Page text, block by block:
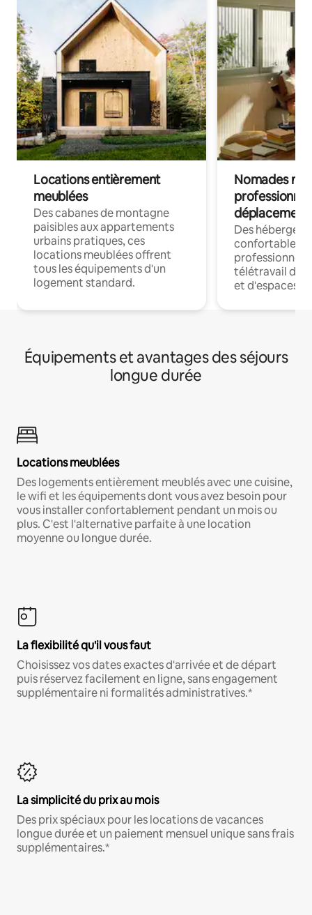
Locations entièrement
meublées
Des cabanes de montagne
paisibles aux appartements
urbains pratiques, ces
locations meublées offrent
tous les équipements d'un
logement standard.
Nomades
déplacement
Des
confortables
professionnels
télétravail
et d'espaces
Équipements et avantages des séjours
longue durée
Locations meublées
Des logements entièrement meublés avec une cuisine,
le wifi et les équipements dont vous avez besoin pour
vous installer confortablement pendant un mois ou
plus. C'est l'alternative parfaite à une location
moyenne ou longue durée.
La flexibilité qu'il vous faut
Choisissez vos dates exactes d'arrivée et de départ
puis réservez facilement en ligne, sans engagement
supplémentaire ni formalités administratives.*
La simplicité du prix au mois
Des prix spéciaux pour les locations de vacances
longue durée et un paiement mensuel unique sans frais
supplémentaires.*